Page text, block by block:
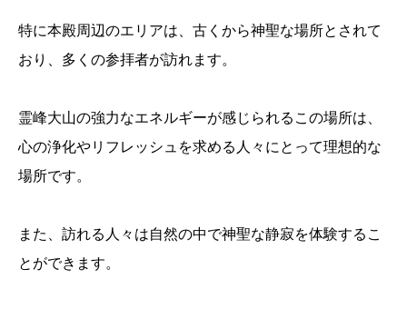
特に本殿周辺のエリアは、古くから神聖な場所とされて
おり、多くの参拝者が訪れます。
霊峰大山の強力なエネルギーが感じられるこの場所は、
心の浄化やリフレッシュを求める人々にとって理想的な
場所です。
また、訪れる人々は自然の中で神聖な静寂を体験するこ
とができます。